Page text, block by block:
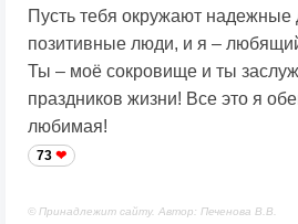
Пусть тебя окружают надежные
позитивные люди, и я –
Ты – моё сокровище и ты
праздников жизни! Все это я
любимая!
73
© Принадлежит сайту. Автор: Печенова В.В.